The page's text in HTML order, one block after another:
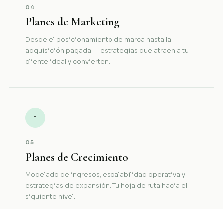
04
Planes de Marketing
Desde el posicionamiento de marca hasta la
adquisición pagada — estrategias que atraen a tu
cliente ideal y convierten.
↑
05
Planes de Crecimiento
Modelado de ingresos, escalabilidad operativa y
estrategias de expansión. Tu hoja de ruta hacia el
siguiente nivel.